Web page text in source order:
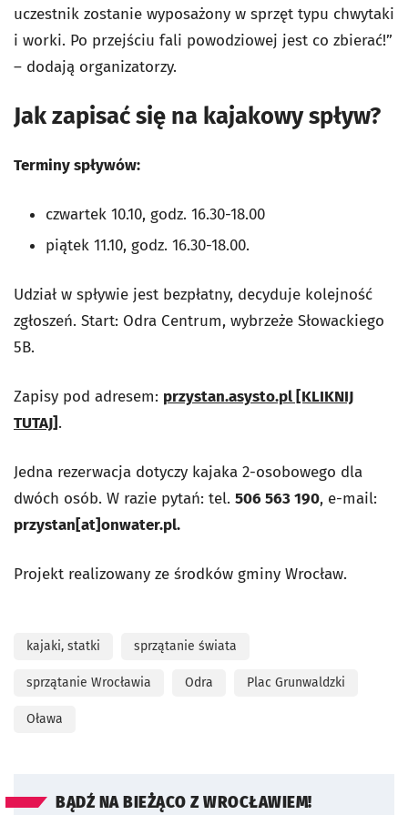
uczestnik zostanie wyposażony w sprzęt typu chwytaki
i worki. Po przejściu fali powodziowej jest co zbierać!”
– dodają organizatorzy.
Jak zapisać się na kajakowy spływ?
Terminy spływów:
czwartek 10.10, godz. 16.30-18.00
piątek 11.10, godz. 16.30-18.00.
Udział w spływie jest bezpłatny, decyduje kolejność
zgłoszeń. Start: Odra Centrum, wybrzeże Słowackiego
5B.
Zapisy pod adresem: przystan.asysto.pl [KLIKNIJ
TUTAJ].
Jedna rezerwacja dotyczy kajaka 2-osobowego dla
dwóch osób. W razie pytań: tel. 506 563 190, e-mail:
przystan[at]onwater.pl.
Projekt realizowany ze środków gminy Wrocław.
kajaki, statki sprzątanie świata
sprzątanie Wrocławia Odra Plac Grunwaldzki
Oława
BĄDŹ NA BIEŻĄCO Z WROCŁAWIEM!